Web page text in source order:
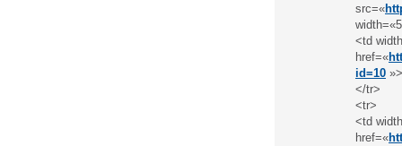
src=«
<td
href=«
id=10
</tr>
<tr>
<td
href=«